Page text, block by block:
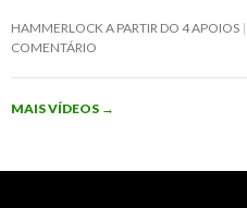
HAMMERLOCK A PARTIR DO 4 APOIOS
COMENTÁRIO
MAIS VÍDEOS →